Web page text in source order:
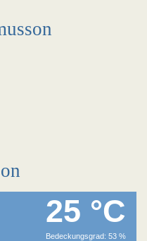
25 °C
Bedeckungsgrad: 53 %